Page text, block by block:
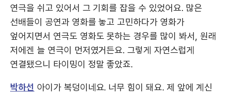
연극을 쉬고 있어서 그 기회를 잡을 수 있었어요. 많은
선배들이 공연과 영화를 놓고 고민하다가 영화가
엎어지면서 연극도 영화도 못하는 경우를 많이 봐서, 원래
저에겐 늘 연극이 먼저였거든요. 그렇게 자연스럽게
연결됐으니 타이밍이 정말 좋았죠.
박하선 아이가 복덩이네요. 너무 힘이 돼요. 제 앞에 계신